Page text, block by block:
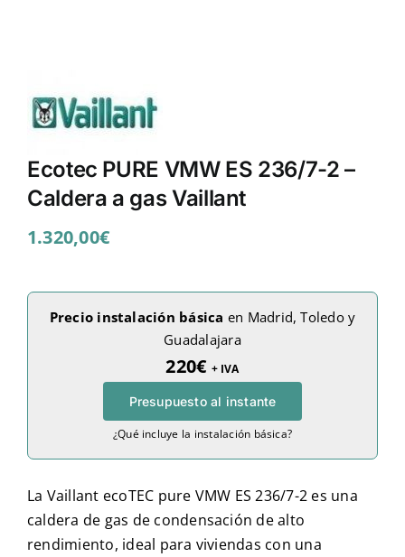
Ecotec PURE VMW ES 236/7-2 –
Caldera a gas Vaillant
1.320,00€
Precio instalación básica en Madrid, Toledo y
Guadalajara
220€ + IVA
Presupuesto al instante
¿Qué incluye la instalación básica?
La Vaillant ecoTEC pure VMW ES 236/7-2 es una
caldera de gas de condensación de alto
rendimiento, ideal para viviendas con una